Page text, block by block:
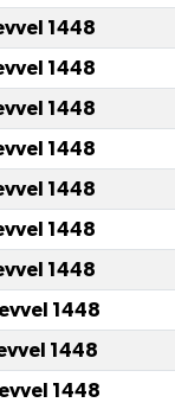
1448
1448
1448
1448
1448
1448
1448
1448
1448
1448